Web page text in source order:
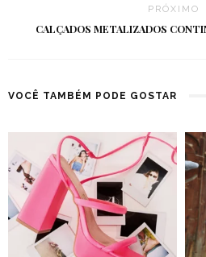
PRÓXIMO
CALÇADOS METALIZADOS
VOCÊ TAMBÉM PODE GOSTAR